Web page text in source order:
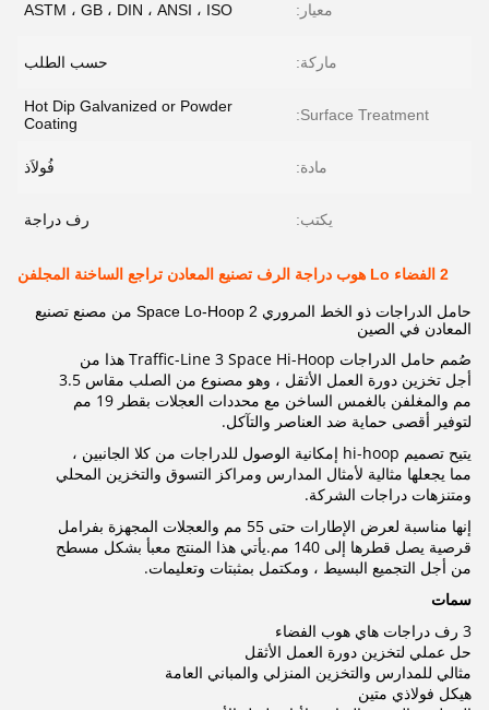
معيار: ASTM ، GB ، DIN ، ANSI ، ISO
ماركة: حسب الطلب
Surface Treatment:
Hot Dip Galvanized or Powder
Coating
مادة: فُولاَذ
يكتب: رف دراجة
2 الفضاء Lo هوب دراجة الرف تصنيع المعادن تراجع الساخنة المجلفن
حامل الدراجات ذو الخط المروري 2 Space Lo-Hoop من مصنع تصنيع
المعادن في الصين
صُمم حامل الدراجات Traffic-Line 3 Space Hi-Hoop هذا من
أجل تخزين دورة العمل الأثقل ، وهو مصنوع من الصلب مقاس 3.5
مم والمغلفن بالغمس الساخن مع محددات العجلات بقطر 19 مم
لتوفير أقصى حماية ضد العناصر والتآكل.
يتيح تصميم hi-hoop إمكانية الوصول للدراجات من كلا الجانبين ،
مما يجعلها مثالية لأمثال المدارس ومراكز التسوق والتخزين المحلي
ومتنزهات دراجات الشركة.
إنها مناسبة لعرض الإطارات حتى 55 مم والعجلات المجهزة بفرامل
قرصية يصل قطرها إلى 140 مم.يأتي هذا المنتج معبأ بشكل مسطح
من أجل التجميع البسيط ، ومكتمل بمثبتات وتعليمات.
سمات
3 رف دراجات هاي هوب الفضاء
حل عملي لتخزين دورة العمل الأثقل
مثالي للمدارس والتخزين المنزلي والمباني العامة
هيكل فولاذي متين